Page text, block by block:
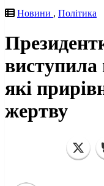
Новини , Політика
виступила
які
жертву